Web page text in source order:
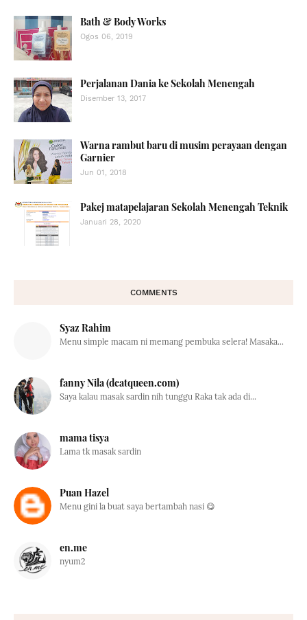
Bath & Body Works
Ogos 06, 2019
Perjalanan Dania ke Sekolah Menengah
Disember 13, 2017
Warna rambut baru di musim perayaan dengan
Garnier
Jun 01, 2018
Pakej matapelajaran Sekolah Menengah Teknik
Januari 28, 2020
COMMENTS
Syaz Rahim
Menu simple macam ni memang pembuka selera! Masaka...
fanny Nila (dcatqueen.com)
Saya kalau masak sardin nih tunggu Raka tak ada di...
mama tisya
Lama tk masak sardin
Puan Hazel
Menu gini la buat saya bertambah nasi 😋
en.me
nyum2